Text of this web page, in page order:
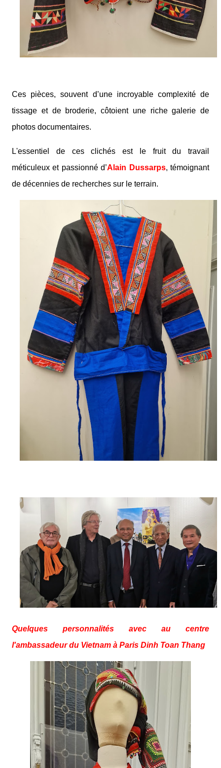
Ces pièces, souvent d’une incroyable complexité de
tissage et de broderie, côtoient une riche galerie de
photos documentaires.
L'essentiel de ces clichés est le fruit du travail
méticuleux et passionné d’Alain Dussarps, témoignant
de décennies de recherches sur le terrain.
Quelques personnalités avec au centre
l'ambassadeur du Vietnam à Paris Dinh Toan Thang